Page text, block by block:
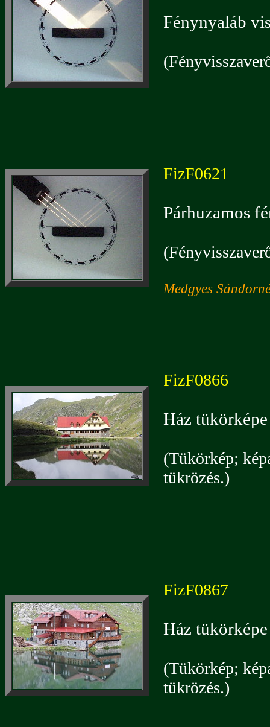
Fénynyaláb
FizF0621
Párhuzamos
Medgyes
FizF0866
Ház
(Tükörkép;
tükrözés.)
FizF0867
Ház
(Tükörkép;
tükrözés.)